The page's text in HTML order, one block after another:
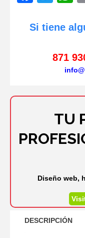
Si tiene
871
TU
Diseño web,
DESCRIPCIÓN